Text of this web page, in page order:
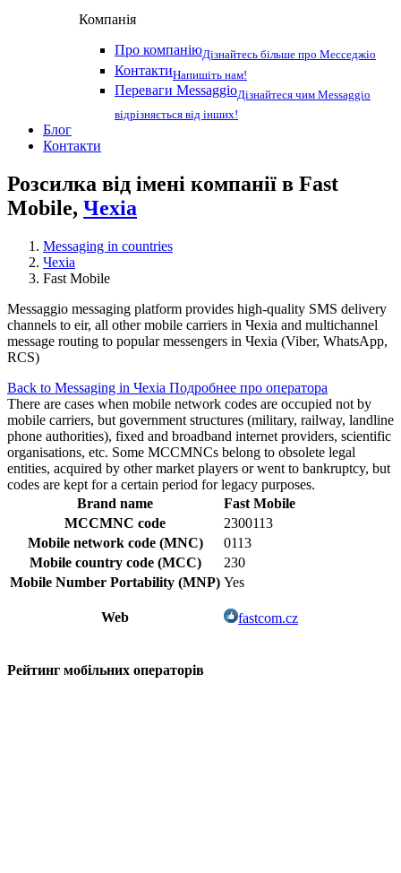
Компанія
Про компаніюДізнайтесь більше про Месседжіо
КонтактиНапишіть нам!
Переваги MessaggioДізнайтеся чим Messaggio
відрізняється від інших!
Блог
Контакти
Розсилка від імені компанії в Fast
Mobile, Чехіа
Messaging in countries
Чехіа
Fast Mobile
Messaggio messaging platform provides high-quality SMS delivery
channels to eir, all other mobile carriers in Чехіа and multichannel
message routing to popular messengers in Чехіа (Viber, WhatsApp,
RCS)
Back to Messaging in Чехіа Подробнее про оператора
There are cases when mobile network codes are occupied not by
mobile carriers, but government structures (military, railway, landline
phone authorities), fixed and broadband internet providers, scientific
organisations, etc. Some MCCMNCs belong to obsolete legal
entities, acquired by other market players or went to bankruptcy, but
codes are kept for a certain period for legacy purposes.
Brand name
Fast Mobile
MCCMNC code
2300113
Mobile network code (MNC)
0113
Mobile country code (MCC)
230
Mobile Number Portability (MNP) Yes
Web fastcom.cz
Рейтинг мобільних операторів